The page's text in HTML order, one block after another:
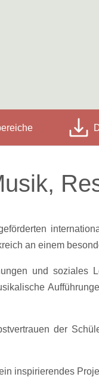
an einem
und soziales
der
inspirierendes